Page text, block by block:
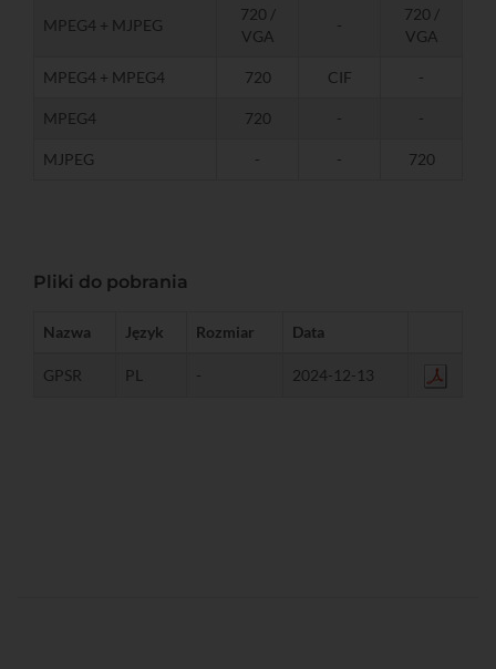
MPEG4 + MJPEG
720 /
VGA
-
720 /
VGA
MPEG4 + MPEG4 720 CIF -
MPEG4 720 - -
MJPEG - - 720
Pliki do pobrania
Nazwa Język Rozmiar Data
GPSR PL - 2024-12-13